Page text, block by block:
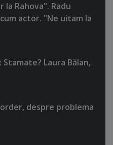
la Rahova". Radu
actor. "Ne uitam la
Stamate? Laura Bălan,
despre problema